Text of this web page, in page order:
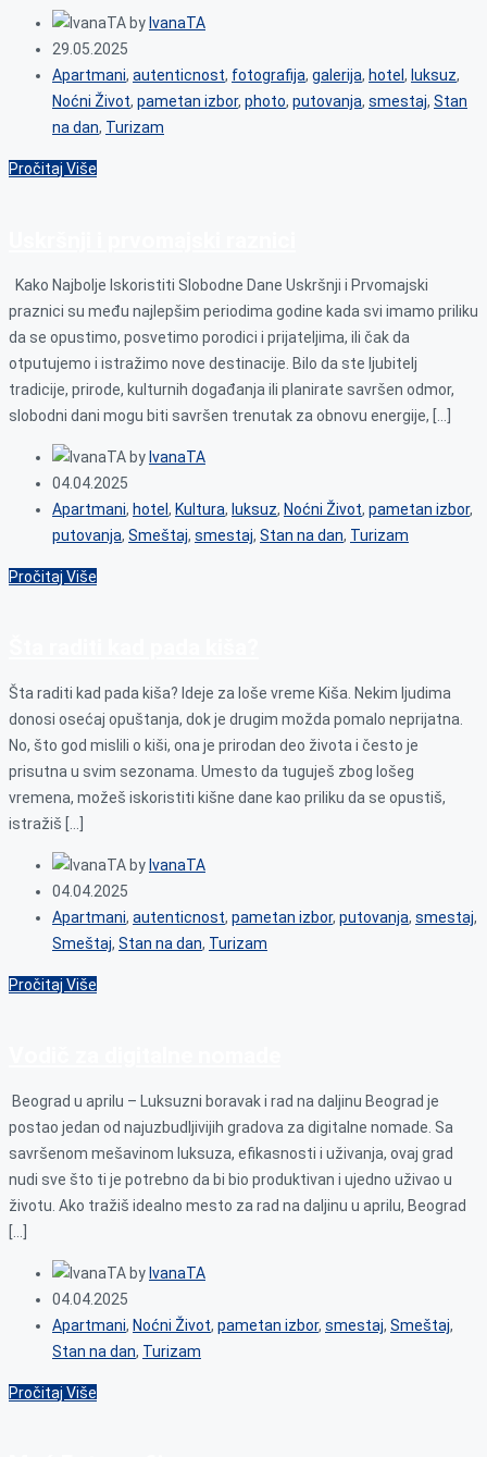
by IvanaTA
29.05.2025
Apartmani, autenticnost, fotografija, galerija, hotel , luksuz,
Noćni Život, pametan izbor, photo, putovanja, smestaj, Stan
na dan, Turizam
Pročitaj Više
Kako Najbolje Iskoristiti Slobodne Dane Uskršnji i Prvomajski
praznici su među najlepšim periodima godine kada svi imamo priliku
da se opustimo, posvetimo porodici i prijateljima, ili čak da
otputujemo i istražimo nove destinacije. Bilo da ste ljubitelj
tradicije, prirode, kulturnih događanja ili planirate savršen odmor,
slobodni dani mogu biti savršen trenutak za obnovu energije, […]
by IvanaTA
04.04.2025
Apartmani, hotel , Kultura, luksuz, Noćni Život, pametan izbor,
putovanja, Smeštaj, smestaj, Stan na dan, Turizam
Pročitaj Više
Šta raditi kad pada kiša? Ideje za loše vreme Kiša. Nekim ljudima
donosi osećaj opuštanja, dok je drugim možda pomalo neprijatna.
No, što god mislili o kiši, ona je prirodan deo života i često je
prisutna u svim sezonama. Umesto da tuguješ zbog lošeg
vremena, možeš iskoristiti kišne dane kao priliku da se opustiš,
istražiš […]
by IvanaTA
04.04.2025
Apartmani, autenticnost, pametan izbor, putovanja, smestaj,
Smeštaj, Stan na dan, Turizam
Pročitaj Više
Beograd u aprilu – Luksuzni boravak i rad na daljinu Beograd je
postao jedan od najuzbudljivijih gradova za digitalne nomade. Sa
savršenom mešavinom luksuza, efikasnosti i uživanja, ovaj grad
nudi sve što ti je potrebno da bi bio produktivan i ujedno uživao u
životu. Ako tražiš idealno mesto za rad na daljinu u aprilu, Beograd
by IvanaTA
04.04.2025
Apartmani, Noćni Život, pametan izbor, smestaj, Smeštaj,
Stan na dan, Turizam
Pročitaj Više